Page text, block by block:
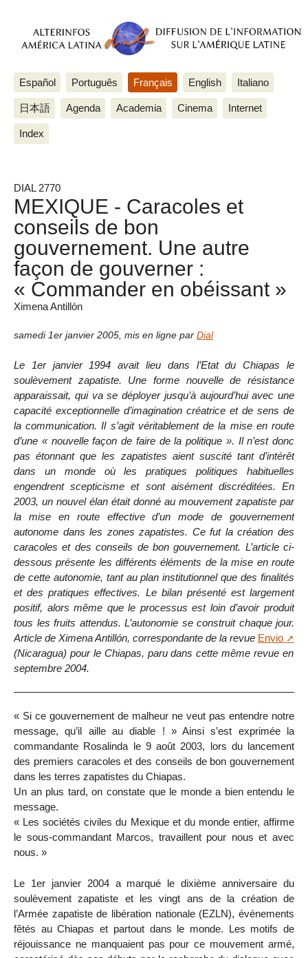
Español Português Français English Italiano
日本語 Agenda Academia Cinema Internet
Index
DIAL 2770
MEXIQUE - Caracoles et
conseils de bon
gouvernement. Une autre
façon de gouverner :
« Commander en obéissant »
Ximena Antillón
samedi 1er janvier 2005 mis en ligne par Dial
Le 1er janvier 1994 avait lieu dans l’Etat du Chiapas le
soulèvement zapatiste. Une forme nouvelle de résistance
apparaissait, qui va se déployer jusqu’à aujourd’hui avec une
capacité exceptionnelle d’imagination créatrice et de sens de
la communication. Il s’agit véritablement de la mise en route
d’une « nouvelle façon de faire de la politique ». Il n’est donc
pas étonnant que les zapatistes aient suscité tant d’intérêt
dans un monde où les pratiques politiques habituelles
engendrent scepticisme et sont aisément discréditées. En
2003, un nouvel élan était donné au mouvement zapatiste par
la mise en route effective d’un mode de gouvernement
autonome dans les zones zapatistes. Ce fut la création des
caracoles et des conseils de bon gouvernement. L’article ci-
dessous présente les différents éléments de la mise en route
de cette autonomie, tant au plan institutionnel que des finalités
et des pratiques effectives. Le bilan présenté est largement
positif, alors même que le processus est loin d’avoir produit
tous les fruits attendus. L’autonomie se construit chaque jour.
Article de Ximena Antillón, correspondante de la revue Envio
(Nicaragua) pour le Chiapas, paru dans cette même revue en
septembre 2004.
« Si ce gouvernement de malheur ne veut pas entendre notre
message, qu’il aille au diable ! » Ainsi s’est exprimée la
commandante Rosalinda le 9 août 2003, lors du lancement
des premiers caracoles et des conseils de bon gouvernement
dans les terres zapatistes du Chiapas.
Un an plus tard, on constate que le monde a bien entendu le
message.
« Les sociétés civiles du Mexique et du monde entier, affirme
le sous-commandant Marcos, travaillent pour nous et avec
nous. »
Le 1er janvier 2004 a marqué le dixième anniversaire du
soulèvement zapatiste et les vingt ans de la création de
l’Armée zapatiste de libération nationale (EZLN), événements
fêtés au Chiapas et partout dans le monde. Les motifs de
réjouissance ne manquaient pas pour ce mouvement armé,